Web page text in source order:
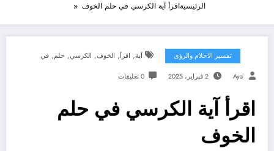
الرئيسيةاقرأ آية الكرسي في حلم الخوف
تفسير الاحلام والرؤى آية, اقرأ, الخوف, الكرسي, حلم, في
Aya 2 فبراير، 2025 0 تعليقات
اقرأ آية الكرسي في حلم
الخوف